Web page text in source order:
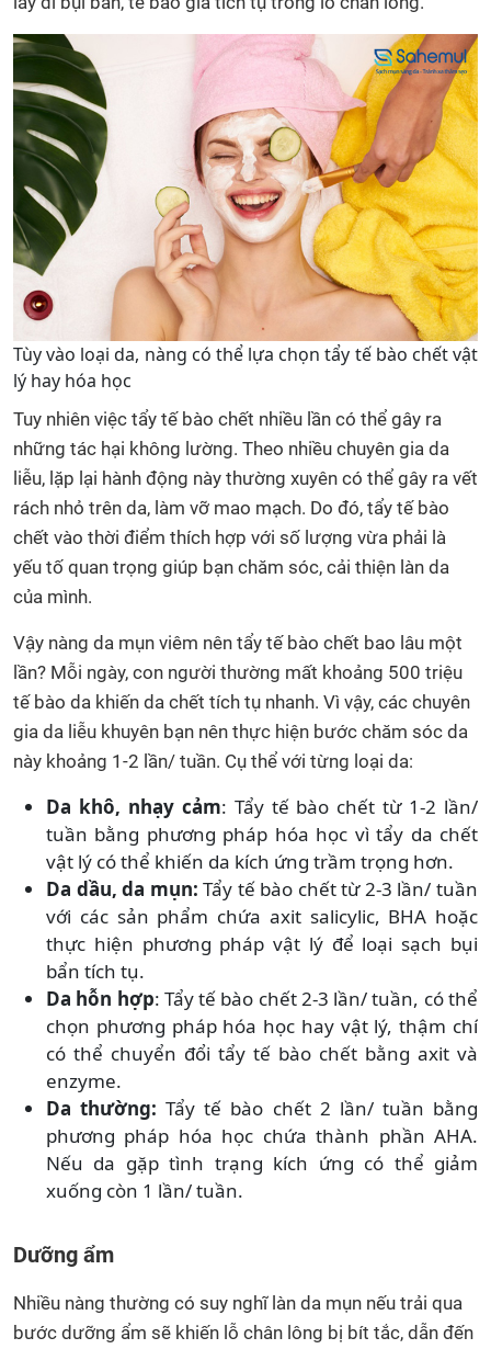
Tùy vào loại da, nàng có thể lựa chọn tẩy tế bào chết vật
lý hay hóa học
Tuy nhiên việc tẩy tế bào chết nhiều lần có thể gây ra
những tác hại không lường. Theo nhiều chuyên gia da
liễu, lặp lại hành động này thường xuyên có thể gây ra vết
rách nhỏ trên da, làm vỡ mao mạch. Do đó, tẩy tế bào
chết vào thời điểm thích hợp với số lượng vừa phải là
yếu tố quan trọng giúp bạn chăm sóc, cải thiện làn da
của mình.
Vậy nàng da mụn viêm nên tẩy tế bào chết bao lâu một
lần? Mỗi ngày, con người thường mất khoảng 500 triệu
tế bào da khiến da chết tích tụ nhanh. Vì vậy, các chuyên
gia da liễu khuyên bạn nên thực hiện bước chăm sóc da
này khoảng 1-2 lần/ tuần. Cụ thể với từng loại da:
Da khô, nhạy cảm: Tẩy tế bào chết từ 1-2 lần/
tuần bằng phương pháp hóa học vì tẩy da chết
vật lý có thể khiến da kích ứng trầm trọng hơn.
Da dầu, da mụn: Tẩy tế bào chết từ 2-3 lần/ tuần
với các sản phẩm chứa axit salicylic, BHA hoặc
thực hiện phương pháp vật lý để loại sạch bụi
bẩn tích tụ.
Da hỗn hợp: Tẩy tế bào chết 2-3 lần/ tuần, có thể
chọn phương pháp hóa học hay vật lý, thậm chí
có thể chuyển đổi tẩy tế bào chết bằng axit và
enzyme.
Da thường: Tẩy tế bào chết 2 lần/ tuần bằng
phương pháp hóa học chứa thành phần AHA.
Nếu da gặp tình trạng kích ứng có thể giảm
xuống còn 1 lần/ tuần.
Dưỡng ẩm
Nhiều nàng thường có suy nghĩ làn da mụn nếu trải qua
bước dưỡng ẩm sẽ khiến lỗ chân lông bị bít tắc, dẫn đến